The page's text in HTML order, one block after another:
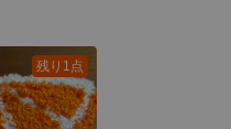
残り1点